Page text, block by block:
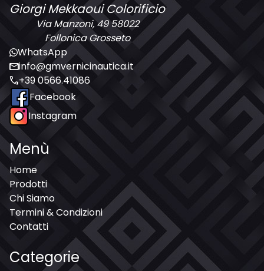
Giorgi Mekkaoui Colorificio
Via Manzoni, 49 58022
Follonica Grosseto
WhatsApp
mailinfo@gmvernicinautica.it
call+39 0566.41086
Facebook
Instagram
Menù
Home
Prodotti
Chi Siamo
Termini & Condizioni
Contatti
Categorie